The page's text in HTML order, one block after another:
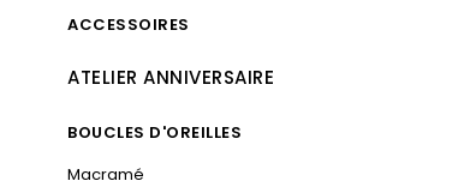
ACCESSOIRES
ATELIER ANNIVERSAIRE
BOUCLES D'OREILLES
Macramé